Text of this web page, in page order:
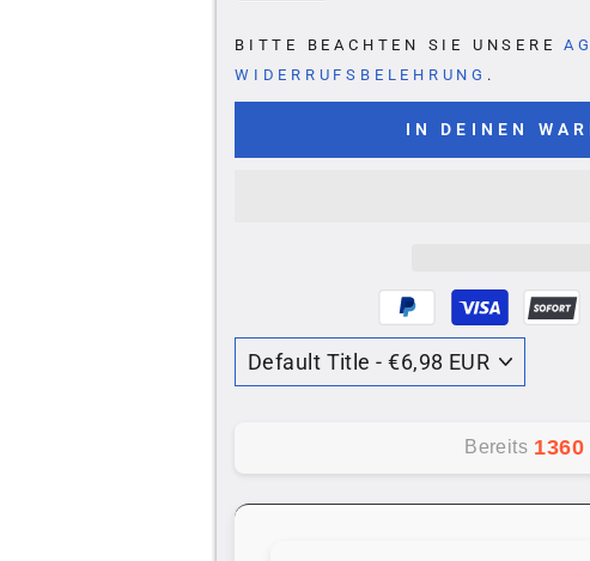
BITTE BEACHTEN SIE UNSERE
WIDERRUFSBELEHRUNG .
IN DEINEN
Bereits 1360